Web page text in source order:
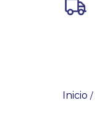
Inicio /